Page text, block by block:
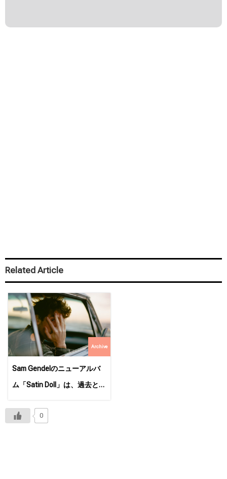
Related Article
Archive
Sam Gendelのニューアルバ
ム「Satin Doll」は、過去と未
0